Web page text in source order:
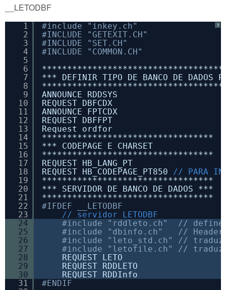
__LETODBF
?
1
2
3
4
5
6
7
8
9
10
11
12
13
14
15
16
17
18
19
20
21
22
23
24
25
26
27
28
29
30
31
#include "inkey.ch"
#INCLUDE "GETEXIT.CH"
#INCLUDE "SET.CH"
#INCLUDE "COMMON.CH"
*** DEFINIR TIPO DE BANCO DE DADOS
ANNOUNCE RDDSYS
REQUEST DBFCDX
ANNOUNCE FPTCDX
REQUEST DBFFPT
Request ordfor
**********************************
*** CODEPAGE E CHARSET
**********************************
REQUEST HB_LANG_PT
REQUEST HB_CODEPAGE_PT850
// PARA
**********************************
*** SERVIDOR DE BANCO DE DADOS ***
**********************************
#IFDEF __LETODBF
// servidor LETODBF
#include "rddleto.ch"  // defines
#include "dbinfo.ch"   //
#include "leto_std.ch" // traduz
#include "letofile.ch" // traduz
REQUEST LETO
REQUEST RDDLETO
REQUEST RDDInfo
#ENDIF